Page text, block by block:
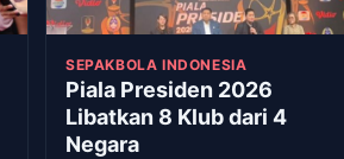
SEPAKBOLA INDONESIA
Piala Presiden 2026
Libatkan 8 Klub dari 4
Negara